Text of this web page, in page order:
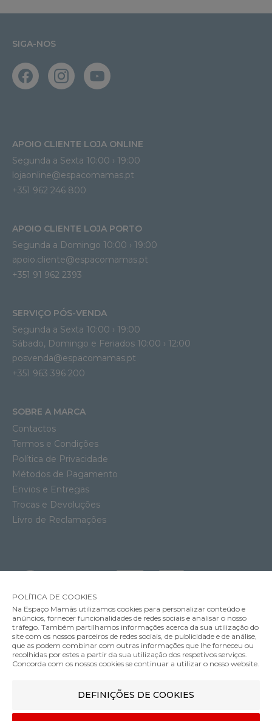
Soutien Amamentação com Aros Anita Basic
57.95€
Cor
SIGA-NOS
APOIO CLIENTE LOJA ONLINE
Segunda a Sexta 10:00 › 19:00
lojaonline@espacomamas.pt
+351 962 246 800
APOIO CLIENTE LOJA PORTO
Segunda a Domingo 10:00 › 19:00
apoio.cliente@espacomamas.pt
+351 91 962 2393
SERVIÇO PÓS-VENDA
Segunda a Sexta 10:00 › 19:00
Sábado, Domingo e Feriados 10:00 › 12:00
posvenda@espacomamas.pt
+351 963 396 200
SOBRE A MARCA
Contactos
Termos e Condições
Política de Privacidade
Métodos de Pagamento
Envios e Entregas
Trocas e Devoluções
Livro de Reclamações
MÉTODOS DE ENVIO
MÉTODOS DE PAGAMENTO
POLÍTICA DE COOKIES
Na Espaço Mamãs utilizamos cookies para personalizar conteúdo e
anúncios, fornecer funcionalidades de redes sociais e analisar o nosso
tráfego. Também partilhamos informações acerca da sua utilização do
site com os nossos parceiros de redes sociais, de publicidade e de análise,
que as podem combinar com outras informações que lhe forneceu ou
recolhidas por estes a partir da sua utilização dos respetivos serviços.
Concorda com os nossos cookies se continuar a utilizar o nosso website.
DEFINIÇÕES DE COOKIES